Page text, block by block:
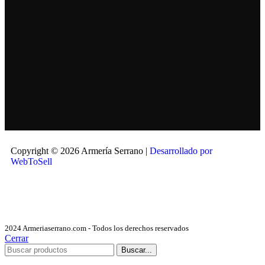
Copyright © 2026 Armería Serrano | Desarrollado por
WebToSell
2024 Armeriaserrano.com - Todos los derechos reservados
Cerrar
Buscar...